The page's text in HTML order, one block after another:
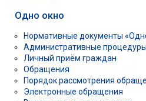
Одно окно
Нормативные документы
Административные процедуры
Личный приём граждан
Обращения
Порядок рассмотрения
Электронные обращения